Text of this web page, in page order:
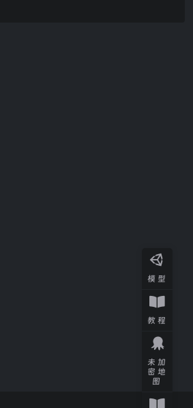
模型
教程
未加
密地
图